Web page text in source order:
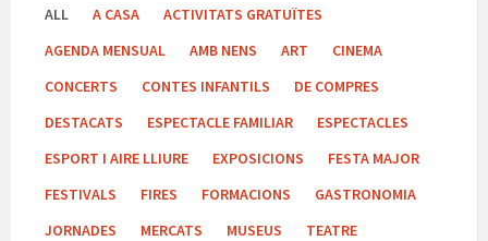
ALL A CASA
ACTIVITATS GRATUÏTES
AGENDA MENSUAL
AMB NENS ART
CINEMA
CONCERTS
CONTES INFANTILS
DE COMPRES
DESTACATS
ESPECTACLE FAMILIAR
ESPECTACLES
ESPORT I AIRE LLIURE
EXPOSICIONS
FESTA MAJOR
FESTIVALS
FIRES FORMACIONS
GASTRONOMIA
JORNADES
MERCATS MUSEUS
TEATRE